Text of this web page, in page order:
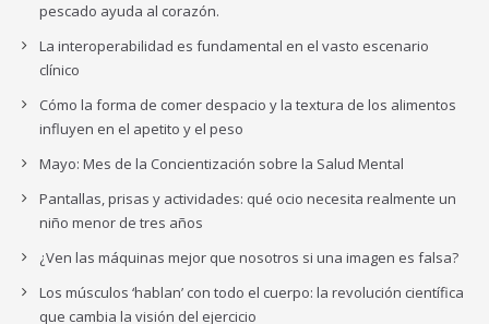
pescado ayuda al corazón.
La interoperabilidad es fundamental en el vasto escenario
clínico
Cómo la forma de comer despacio y la textura de los alimentos
influyen en el apetito y el peso
Mayo: Mes de la Concientización sobre la Salud Mental
Pantallas, prisas y actividades: qué ocio necesita realmente un
niño menor de tres años
¿Ven las máquinas mejor que nosotros si una imagen es falsa?
Los músculos ‘hablan’ con todo el cuerpo: la revolución científica
que cambia la visión del ejercicio